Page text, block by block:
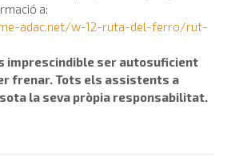
a:
adac.net/w-12-ruta-del-ferro/rut-
imprescindible ser autosuficient
frenar. Tots els assistents a
la seva pròpia responsabilitat.